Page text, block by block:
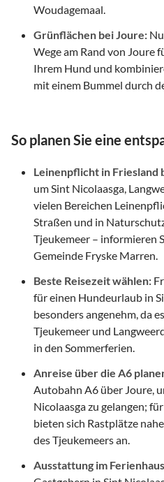
Woudagemaal.
Grünflächen bei Joure:
Wege am Rand von Joure
Ihrem Hund und
mit einem Bummel durch
So planen Sie eine
Leinenpflicht in Friesland
um Sint Nicolaasga,
vielen Bereichen
Straßen und in
Tjeukemeer – informieren
Gemeinde Fryske Marren.
Beste Reisezeit wählen:
für einen Hundeurlaub in
besonders angenehm, da
Tjeukemeer und
in den Sommerferien.
Anreise über die A6
Autobahn A6 über Joure,
Nicolaasga zu gelangen;
bieten sich Rastplätze
des Tjeukemeers an.
Ausstattung im